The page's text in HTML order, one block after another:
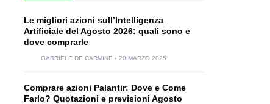
Le migliori azioni sull’Intelligenza
Artificiale del Agosto 2026: quali sono e
dove comprarle
GABRIELE DE CARMINE 20 MARZO 2025
Comprare azioni Palantir: Dove e Come
Farlo? Quotazioni e previsioni Agosto